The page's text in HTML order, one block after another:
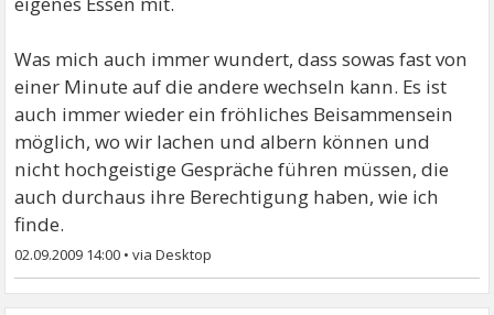
Was mich auch immer wundert, dass sowas fast von
einer Minute auf die andere wechseln kann. Es ist
auch immer wieder ein fröhliches Beisammensein
möglich, wo wir lachen und albern können und
nicht hochgeistige Gespräche führen müssen, die
auch durchaus ihre Berechtigung haben, wie ich
finde.
02.09.2009 14:00 •